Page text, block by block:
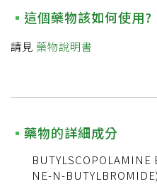
這個藥物該如何使用?
請見 藥物說明書
藥物的詳細成分
BUTYLSCOPOLAMINE
NE-N-